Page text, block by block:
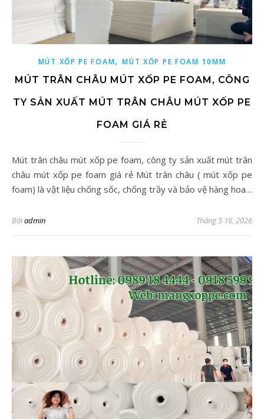
MÚT XỐP PE FOAM,MÚT XỐP PE FOAM 10MM
MÚT TRÂN CHÂU MÚT XỐP PE FOAM, CÔNG
TY SẢN XUẤT MÚT TRÂN CHÂU MÚT XỐP PE
FOAM GIÁ RẺ
Mút trân châu mút xốp pe foam, công ty sản xuất mút trân
châu mút xốp pe foam giá rẻ Mút trân châu ( mút xốp pe
foam) là vật liệu chống sốc, chống trầy và bảo vệ hàng hoa…
Bởiadmin Tháng 5 16, 2026